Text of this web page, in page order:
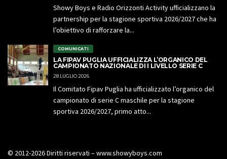
Showy Boys e Radio Orizzonti Activity ufficializzano la
partnership per la stagione sportiva 2026/2027 che ha
l’obiettivo di rafforzare la...
COMUNICATI
LA FIPAV PUGLIA UFFICIALIZZA L’ORGANICO DEL
CAMPIONATO NAZIONALE DI I LIVELLO SERIE C
28 LUGLIO 2026
Il Comitato Fipav Puglia ha ufficializzato l’organico del
campionato di serie C maschile per la stagione
sportiva 2026/2027, primo atto...
© 2012-2026 Diritti riservati – www.showyboys.com